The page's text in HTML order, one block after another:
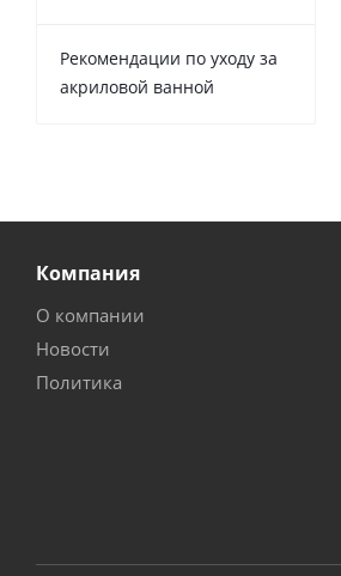
Рекомендации по уходу за
акриловой ванной
Компания
О компании
Новости
Политика